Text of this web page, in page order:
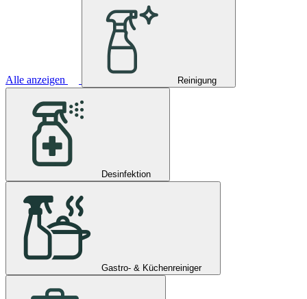
Alle anzeigen Reinigung
Desinfektion
Gastro- & Küchenreiniger